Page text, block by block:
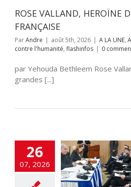
ROSE VALLAND, HEROÏNE
FRANÇAISE
ParAndre | août 5th, 2026 | A LA UNE,
contre l'humanité, flashinfos | 0
par Yehouda Bethleem Rose
grandes [...]
26
07, 2026
UN
SEMÉ
et D’ERREUR